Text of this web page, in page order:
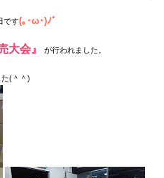
です(｡･ω･)ﾉﾞ
大会』
が行われました。
(＾＾)